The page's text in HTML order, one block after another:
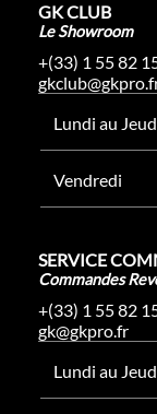
GK CLUB
Le Showroom
+(33) 1 55 82
Lundi au
Vendredi
SERVICE
Commandes
+(33) 1 55 82
gk@gkpro.fr
Lundi au